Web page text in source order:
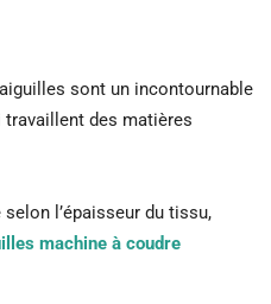
sont un incontournable
des matières
l’épaisseur du tissu,
machine à coudre